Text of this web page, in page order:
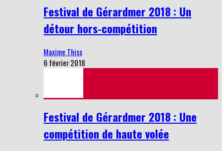
Festival de Gérardmer 2018 : Un
détour hors-compétition
Maxime Thiss
6 février 2018
Festival de Gérardmer 2018 : Une
compétition de haute volée